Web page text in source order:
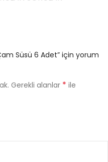
Süsü 6 Adet” için yorum
Gerekli alanlar * ile